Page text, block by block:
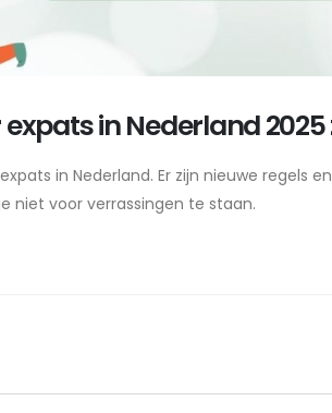
in Nederland
in Nederland. Er zijn nieuwe regels
niet voor verrassingen te staan.